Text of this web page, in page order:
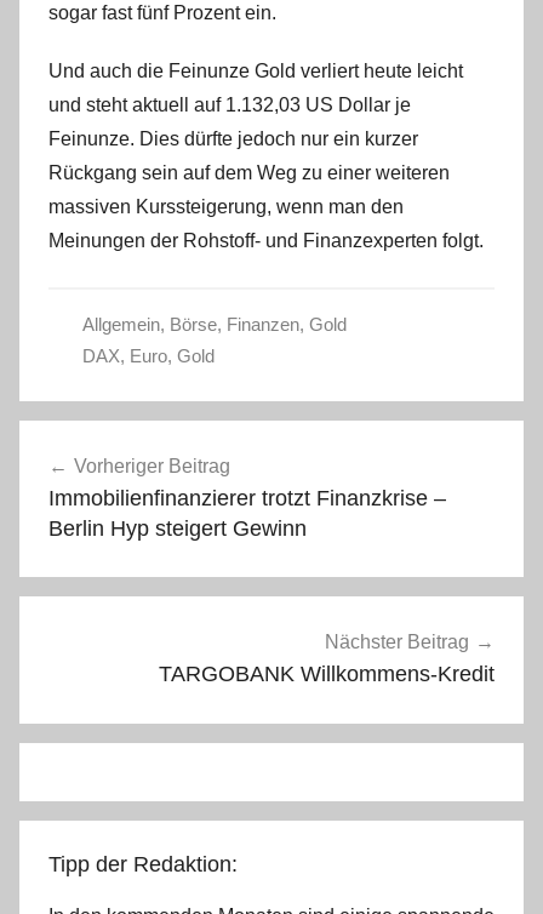
sogar fast fünf Prozent ein.
Und auch die Feinunze Gold verliert heute leicht
und steht aktuell auf 1.132,03 US Dollar je
Feinunze. Dies dürfte jedoch nur ein kurzer
Rückgang sein auf dem Weg zu einer weiteren
massiven Kurssteigerung, wenn man den
Meinungen der Rohstoff- und Finanzexperten folgt.
Allgemein, Börse, Finanzen, Gold
DAX, Euro, Gold
Vorheriger Beitrag
Immobilienfinanzierer trotzt Finanzkrise –
Berlin Hyp steigert Gewinn
Nächster Beitrag
TARGOBANK Willkommens-Kredit
Tipp der Redaktion: